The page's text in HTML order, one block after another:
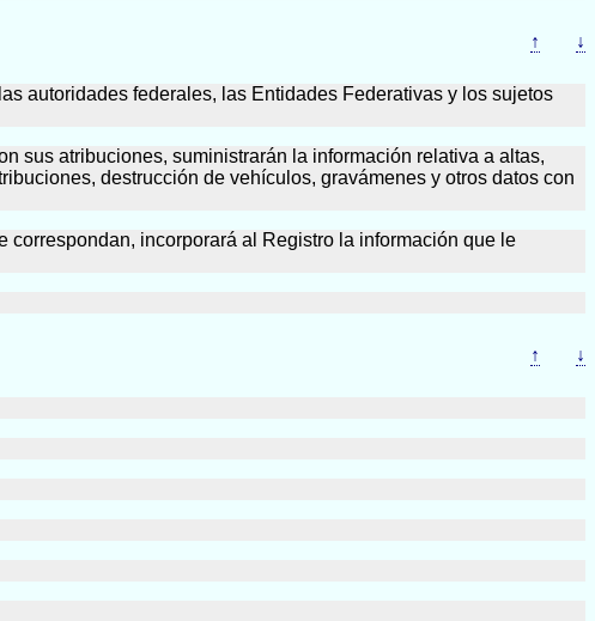
↑ ↓
autoridades federales, las Entidades Federativas y los sujetos
sus atribuciones, suministrarán la información relativa a altas,
destrucción de vehículos, gravámenes y otros datos con
incorporará al Registro la información que le
↑ ↓